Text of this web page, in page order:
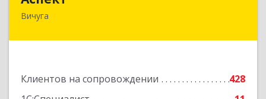
Вичуга
Клиентов на сопровождении
428
155331, Ивановская обл, Вичугский р-н, Вичуга